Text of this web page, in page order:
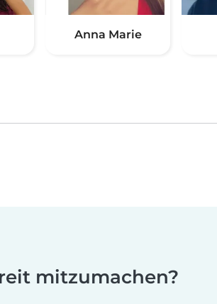
Anna Marie
mitzumachen?